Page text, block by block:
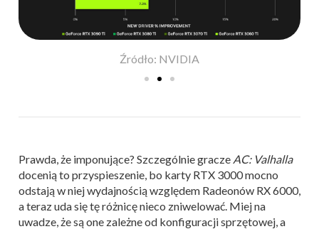
Źródło: NVIDIA
Prawda, że imponujące? Szczególnie gracze AC: Valhalla
docenią to przyspieszenie, bo karty RTX 3000 mocno
odstają w niej wydajnością względem Radeonów RX 6000,
a teraz uda się tę różnicę nieco zniwelować. Miej na
uwadze, że są one zależne od konfiguracji sprzętowej, a